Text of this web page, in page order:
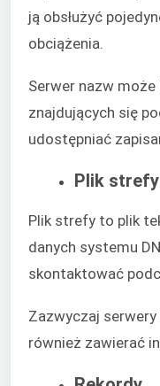
ją obsłużyć
obciążenia.
Serwer nazw
znajdujących się
udostępniać
Plik strefy
Plik strefy to plik
danych systemu
skontaktować
Zazwyczaj
również zawierać